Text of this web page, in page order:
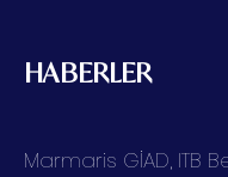
HABERLER
Marmaris GİAD, ITB